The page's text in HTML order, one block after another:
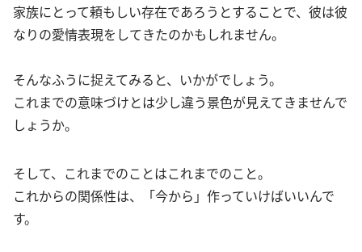
家族にとって頼もしい存在であろうとすることで、彼は彼
なりの愛情表現をしてきたのかもしれません。
そんなふうに捉えてみると、いかがでしょう。
これまでの意味づけとは少し違う景色が見えてきませんで
しょうか。
そして、これまでのことはこれまでのこと。
これからの関係性は、「今から」作っていけばいいんで
す。